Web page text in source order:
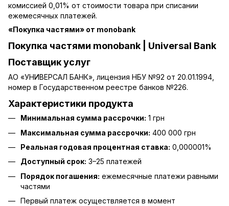
комиссией 0,01% от стоимости товара при списании
ежемесячных платежей.
«Покупка частями» от monobank
Покупка частями monobank | Universal Bank
Поставщик услуг
АО «УНИВЕРСАЛ БАНК», лицензия НБУ №92 от 20.01.1994,
номер в Государственном реестре банков №226.
Характеристики продукта
Минимальная сумма рассрочки: 1 грн
Максимальная сумма рассрочки: 400 000 грн
Реальная годовая процентная ставка: 0,000001%
Доступный срок: 3–25 платежей
Порядок погашения: ежемесячные платежи равными
частями
Первый платеж осуществляется в момент